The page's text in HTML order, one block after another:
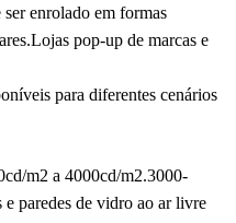
enrolado em formas
pop-up de marcas e
para diferentes cenários
m2 a 4000cd/m2.3000-
paredes de vidro ao ar livre